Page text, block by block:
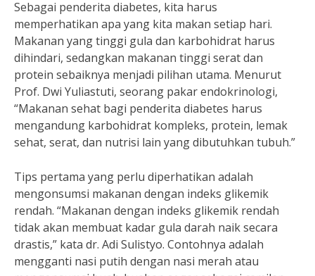
Sebagai penderita diabetes, kita harus
memperhatikan apa yang kita makan setiap hari.
Makanan yang tinggi gula dan karbohidrat harus
dihindari, sedangkan makanan tinggi serat dan
protein sebaiknya menjadi pilihan utama. Menurut
Prof. Dwi Yuliastuti, seorang pakar endokrinologi,
“Makanan sehat bagi penderita diabetes harus
mengandung karbohidrat kompleks, protein, lemak
sehat, serat, dan nutrisi lain yang dibutuhkan tubuh.”
Tips pertama yang perlu diperhatikan adalah
mengonsumsi makanan dengan indeks glikemik
rendah. “Makanan dengan indeks glikemik rendah
tidak akan membuat kadar gula darah naik secara
drastis,” kata dr. Adi Sulistyo. Contohnya adalah
mengganti nasi putih dengan nasi merah atau